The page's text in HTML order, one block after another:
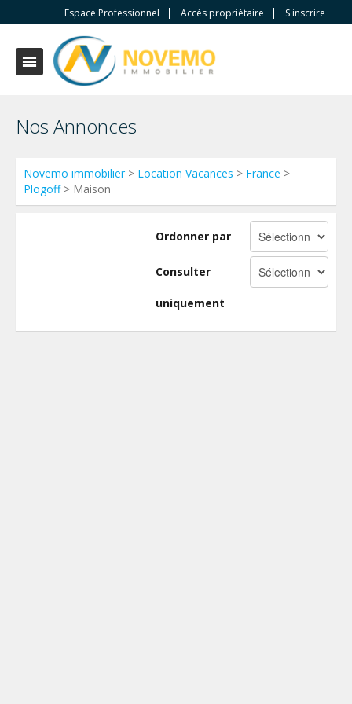
Espace Professionnel Accès propriètaire S'inscrire
Nos Annonces
Novemo immobilier> Location Vacances > France >
Plogoff> Maison
Ordonner par
Consulter
uniquement